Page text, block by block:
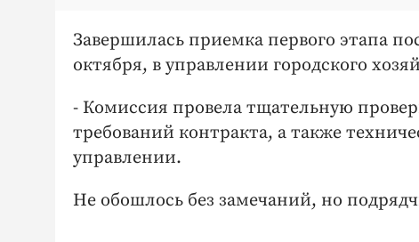
Завершилась приемка первого этапа
октября, в управлении городского
- Комиссия провела тщательную
требований контракта, а также
управлении.
Не обошлось без замечаний, но